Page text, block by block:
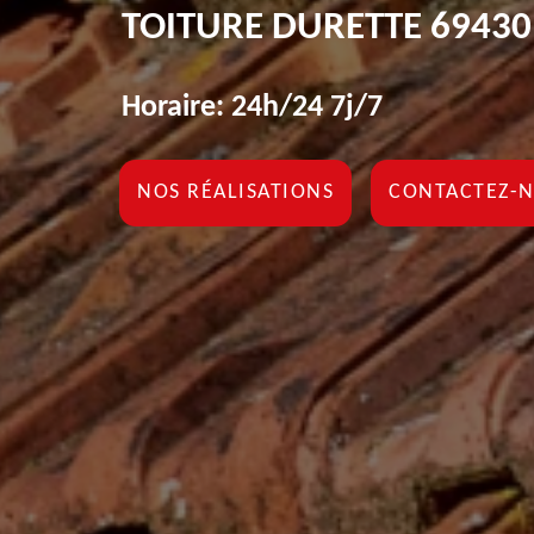
TOITURE DURETTE 69430
Horaire: 24h/24 7j/7
NOS RÉALISATIONS CONTACTEZ-